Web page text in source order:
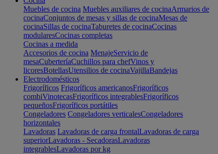
Muebles de cocina Muebles auxiliares de cocinaArmarios de
cocinaConjuntos de mesas y sillas de cocinaMesas de
cocinaSillas de cocinaTaburetes de cocinaCocinas
modularesCocinas completas
Cocinas a medida
Accesorios de cocina MenajeServicio de
mesaCuberteríaCuchillos para chefVinos y
licoresBotellasUtensilios de cocinaVajillaBandejas
Electrodomésticos
Frigoríficos Frigoríficos americanosFrigoríficos
combiVinotecasFrigoríficos integrablesFrigoríficos
pequeñosFrigoríficos portátiles
Congeladores Congeladores verticalesCongeladores
horizontales
Lavadoras Lavadoras de carga frontalLavadoras de carga
superiorLavadoras - SecadorasLavadoras
integrablesLavadoras por kg